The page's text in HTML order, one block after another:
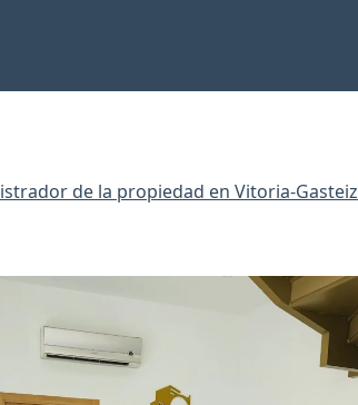
de la propiedad en Vitoria-Gasteiz